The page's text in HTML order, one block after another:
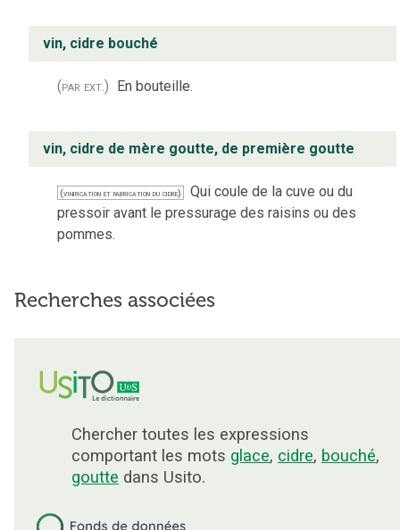
vin, cidre bouché
(par ext.) En bouteille.
vin, cidre de mère goutte, de première goutte
(vinification et fabrication du cidre)
Qui coule de la cuve ou du
pressoir avant le pressurage des raisins ou des
pommes.
Recherches associées
Chercher toutes les expressions
comportant les mots glace, cidre, bouché,
goutte dans Usito.